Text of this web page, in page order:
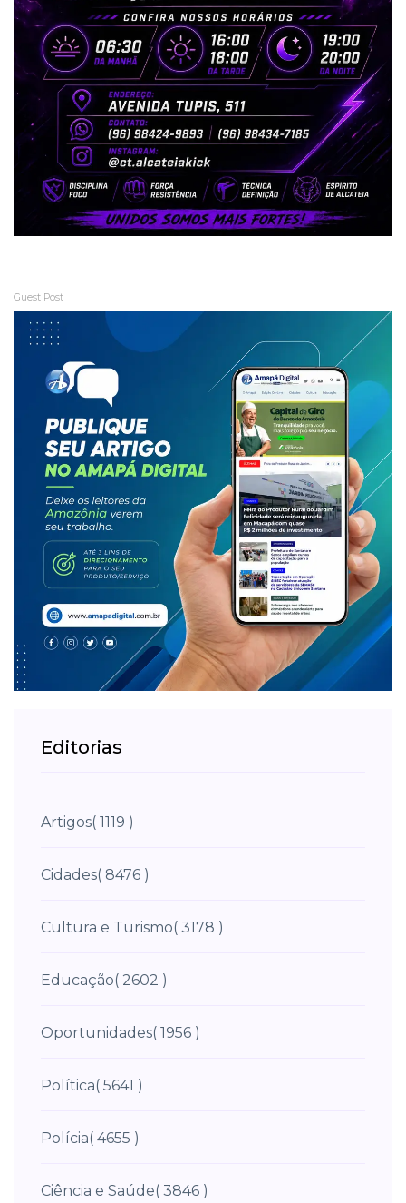
Guest Post
Editorias
Artigos( 1119 )
Cidades( 8476 )
Cultura e Turismo( 3178 )
Educação( 2602 )
Oportunidades( 1956 )
Política( 5641 )
Polícia( 4655 )
Ciência e Saúde( 3846 )